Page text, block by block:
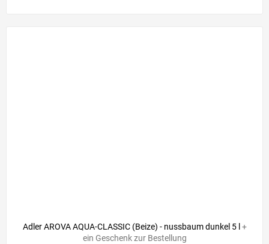
Adler AROVA AQUA-CLASSIC (Beize) - nussbaum dunkel 5 l +
ein Geschenk zur Bestellung